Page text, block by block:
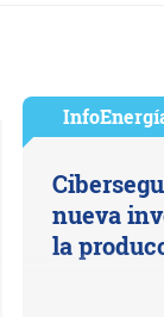
nueva
la